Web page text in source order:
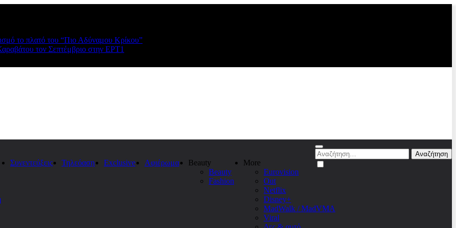
το πλατό του “Πιο Αδύναμου Κρίκου”
τον Σεπτέμβριο στην ΕΡΤ1
Συνεντεύξεις Τηλεόαση Exclusive Αφιέρωμα
Beauty
Beauty
Fashion
More
Eurovision
Out
Netflix
Disney+
MadWalk / MadVMA
Viral
Αναζήτηση
για: